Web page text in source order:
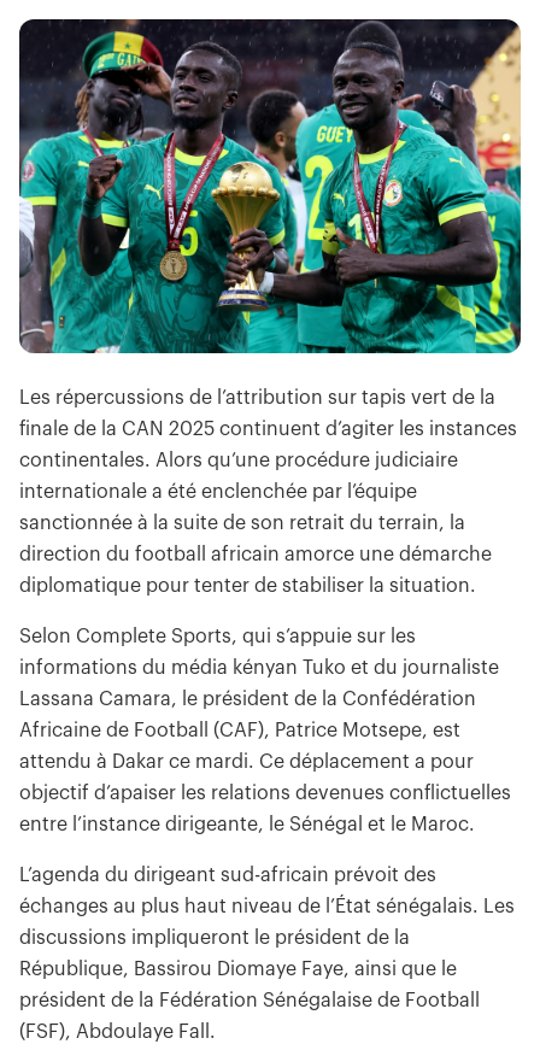
Les répercussions de l’attribution sur tapis vert de la
finale de la CAN 2025 continuent d’agiter les instances
continentales. Alors qu’une procédure judiciaire
internationale a été enclenchée par l’équipe
sanctionnée à la suite de son retrait du terrain, la
direction du football africain amorce une démarche
diplomatique pour tenter de stabiliser la situation.
Selon Complete Sports, qui s’appuie sur les
informations du média kényan Tuko et du journaliste
Lassana Camara, le président de la Confédération
Africaine de Football (CAF), Patrice Motsepe, est
attendu à Dakar ce mardi. Ce déplacement a pour
objectif d’apaiser les relations devenues conflictuelles
entre l’instance dirigeante, le Sénégal et le Maroc.
L’agenda du dirigeant sud-africain prévoit des
échanges au plus haut niveau de l’État sénégalais. Les
discussions impliqueront le président de la
République, Bassirou Diomaye Faye, ainsi que le
président de la Fédération Sénégalaise de Football
(FSF), Abdoulaye Fall.